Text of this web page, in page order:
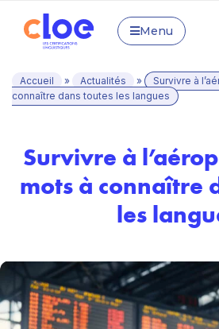
Menu
Accueil » Actualités »
Survivre à
connaître dans toutes les langues
Survivre à
mots à connaître
les